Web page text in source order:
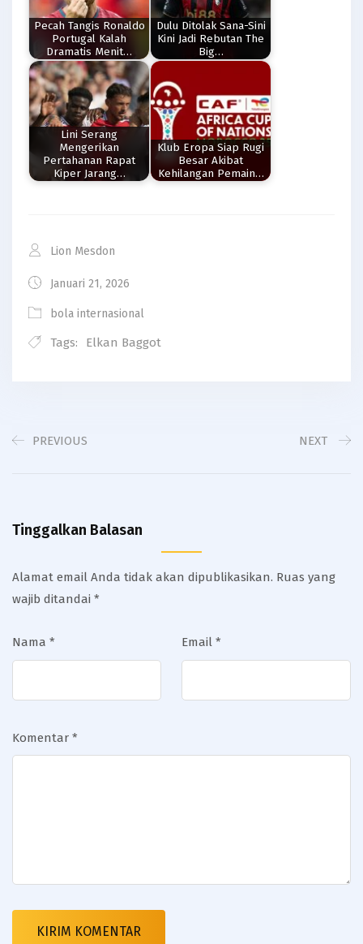
Pecah Tangis Ronaldo
Portugal Kalah
Dramatis Menit…
Dulu Ditolak Sana-Sini
Kini Jadi Rebutan The
Big…
Lini Serang
Mengerikan
Pertahanan Rapat
Kiper Jarang…
Klub Eropa Siap Rugi
Besar Akibat
Kehilangan Pemain…
Lion Mesdon
Januari 21, 2026
bola internasional
Tags: Elkan Baggot
PREVIOUS NEXT
Tinggalkan Balasan
Alamat email Anda tidak akan dipublikasikan. Ruas yang
wajib ditandai *
Nama * Email *
Komentar *